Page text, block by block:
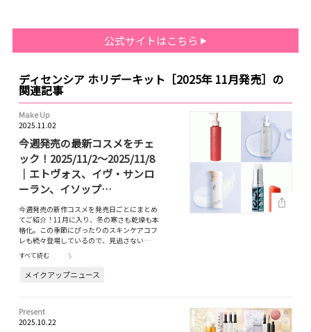
公式サイトはこちら
ディセンシア ホリデーキット［2025年 11月発売］の
関連記事
Make Up
2025.11.02
今週発売の最新コスメをチェ
ック！2025/11/2～2025/11/8
｜エトヴォス、イヴ・サンロ
ーラン、イソップ…
今週発売の新作コスメを発売日ごとにまとめ
てご紹介！11月に入り、冬の寒さも乾燥も本
格化。この季節にぴったりのスキンケアコフ
レも続々登場しているので、見逃さない…
すべて読む
メイクアップニュース
Present
2025.10.22